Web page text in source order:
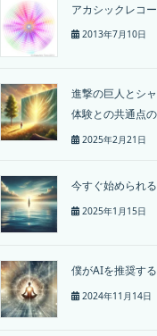
アカシックレコ
2013年7月10日
進撃の巨人とシ
体験との共通点
2025年2月21日
今すぐ始められ
2025年1月15日
僕がAIを推奨す
2024年11月14日